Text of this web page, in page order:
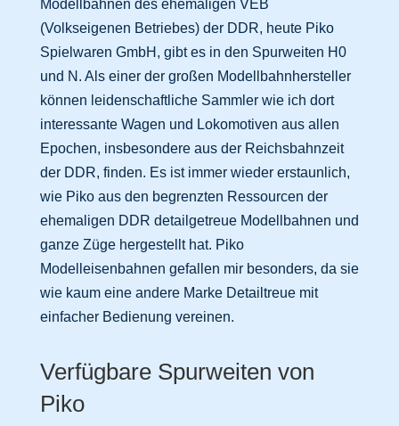
Modellbahnen des ehemaligen VEB
(Volkseigenen Betriebes) der DDR, heute Piko
Spielwaren GmbH, gibt es in den Spurweiten H0
und N. Als einer der großen Modellbahnhersteller
können leidenschaftliche Sammler wie ich dort
interessante Wagen und Lokomotiven aus allen
Epochen, insbesondere aus der Reichsbahnzeit
der DDR, finden. Es ist immer wieder erstaunlich,
wie Piko aus den begrenzten Ressourcen der
ehemaligen DDR detailgetreue Modellbahnen und
ganze Züge hergestellt hat. Piko
Modelleisenbahnen gefallen mir besonders, da sie
wie kaum eine andere Marke Detailtreue mit
einfacher Bedienung vereinen.
Verfügbare Spurweiten von
Piko